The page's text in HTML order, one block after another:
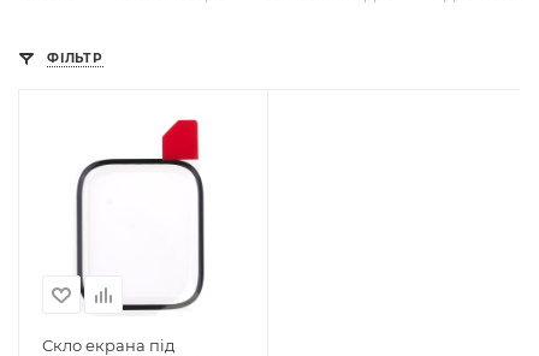
ФІЛЬТР
Скло екрана під